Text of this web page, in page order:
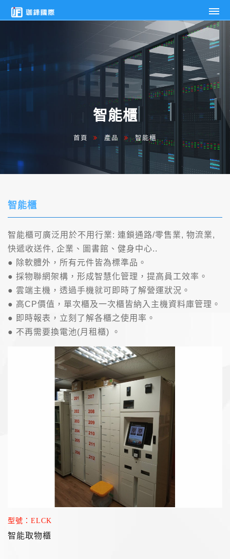
珈
際
企
智
智能櫃
首頁 產品 智能櫃
智能櫃
智能櫃可廣泛用於不用行業: 連鎖通路/零售業, 物流業,
快遞收送件, 企業、圖書館、健身中心..
● 除軟體外，所有元件皆為標準品。
● 採物聯網架構，形成智慧化管理，提高員工效率。
● 雲端主機，透過手機就可即時了解營運狀況。
● 高CP價值，單次櫃及一次櫃皆納入主機資料庫管理。
● 即時報表，立刻了解各櫃之使用率。
● 不再需要換電池(月租櫃) 。
型號：ELCK
智能取物櫃